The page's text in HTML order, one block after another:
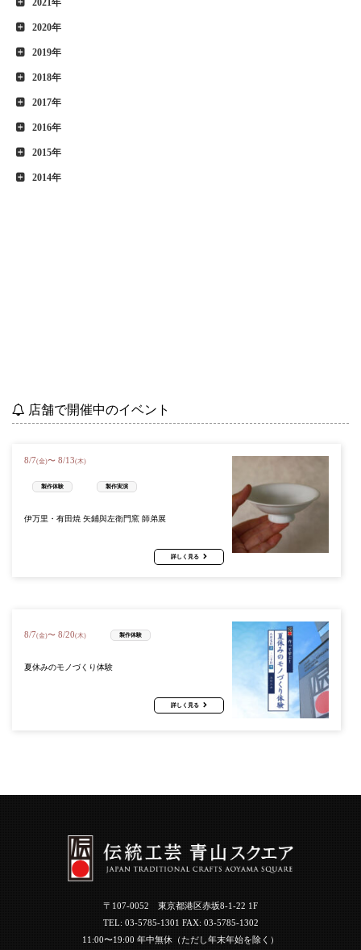
2020年
2019年
2018年
2017年
2016年
2015年
2014年
店舗で開催中のイベント
8/7(金)〜 8/13(木)
製作体験 製作実演
伊万里・有田焼 矢鋪與左衛門窯 師弟展
詳しく見る
8/7(金)〜 8/20(木) 製作体験
夏休みのモノづくり体験
詳しく見る
〒107-0052 東京都港区赤坂8-1-22 1F
TEL: 03-5785-1301 FAX: 03-5785-1302
11:00〜19:00 年中無休（ただし年末年始を除く）